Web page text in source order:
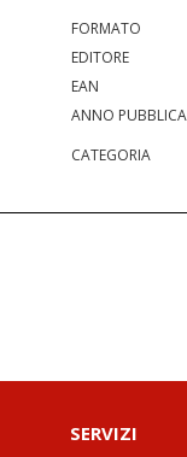
FORMATO
EDITORE
EAN
ANNO
CATEGORIA
SERVIZI